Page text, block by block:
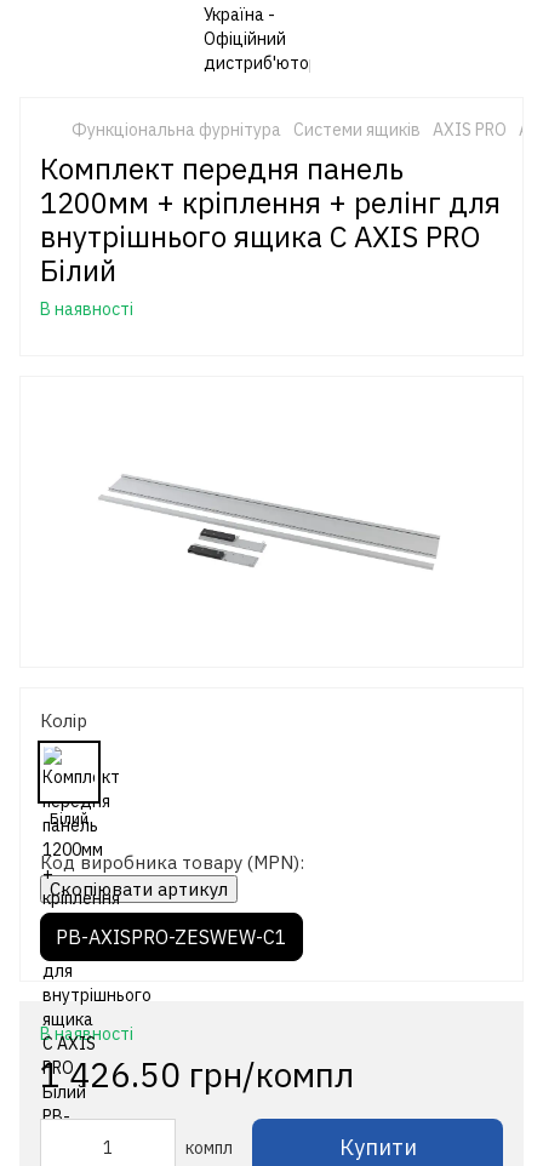
Функціональна фурнітура Системи ящиків AXIS PRO
Комплект передня панель
1200мм + кріплення + релінг для
внутрішнього ящика C AXIS PRO
Білий
В наявності
Колір
Код виробника товару (MPN):
Скопіювати артикул
PB-AXISPRO-ZESWEW-C1
В наявності
1 426.50 грн/компл
компл Купити